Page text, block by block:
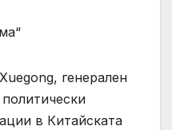
генерален
в Китайската